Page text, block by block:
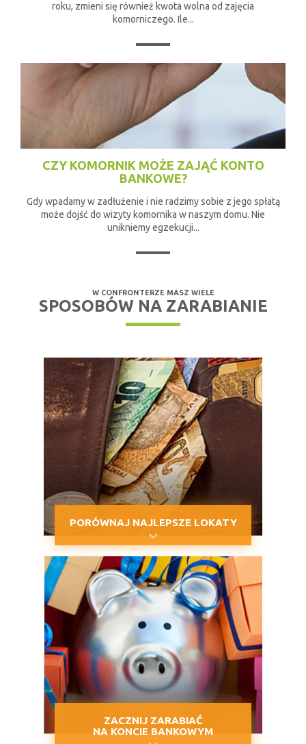
roku, zmieni się również kwota wolna od zajęcia
komorniczego. Ile...
CZY KOMORNIK MOŻE ZAJĄĆ KONTO
BANKOWE?
Gdy wpadamy w zadłużenie i nie radzimy sobie z jego spłatą
może dojść do wizyty komornika w naszym domu. Nie
unikniemy egzekucji...
W CONFRONTERZE MASZ WIELE
SPOSOBÓW NA ZARABIANIE
PORÓWNAJ NAJLEPSZE LOKATY
ZACZNIJ ZARABIAĆ
NA KONCIE BANKOWYM